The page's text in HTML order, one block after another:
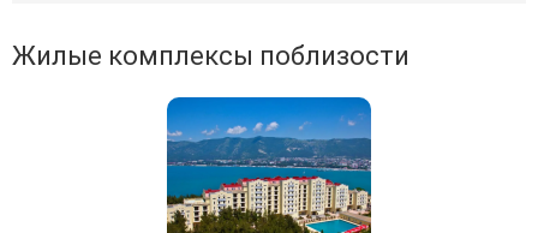
Жилые комплексы поблизости